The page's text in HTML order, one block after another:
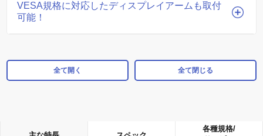
VESA規格に対応したディスプレイアームも取付
可能！
全て開く 全て閉じる
各種規格/